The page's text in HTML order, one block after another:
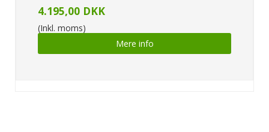
4.195,00 DKK
(Inkl. moms)
Mere info